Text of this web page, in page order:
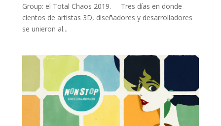
Group: el Total Chaos 2019. Tres días en donde
cientos de artistas 3D, diseñadores y desarrolladores
se unieron al...